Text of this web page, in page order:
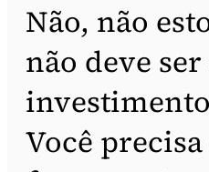
Não, não
não deve
Você